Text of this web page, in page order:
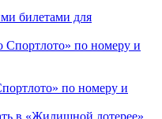
билетами для
по номеру и